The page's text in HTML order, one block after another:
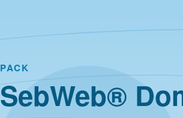
PACK
SebWeb®